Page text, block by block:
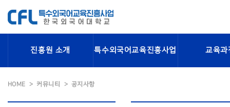
진흥원 소개 특수외국어교육진흥사업 교육과
HOME 커뮤니티 공지사항